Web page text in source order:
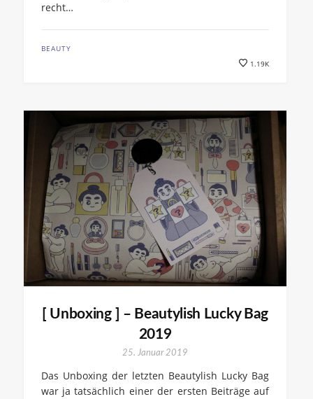
recht…
BEAUTY
1.19K
[ Unboxing ] – Beautylish Lucky Bag
2019
25. Januar 2019
Das Unboxing der letzten Beautylish Lucky Bag
war ja tatsächlich einer der ersten Beiträge auf